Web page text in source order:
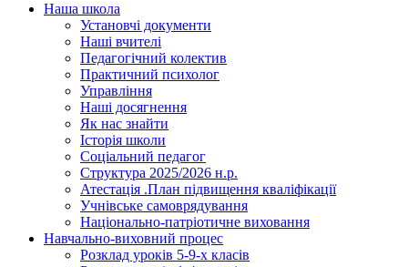
Наша школа
Установчі документи
Наші вчителі
Педагогічний колектив
Практичний психолог
Управління
Наші досягнення
Як нас знайти
Історія школи
Соціальний педагог
Структура 2025/2026 н.р.
Атестація .План підвищення кваліфікації
Учнівське самоврядування
Національно-патріотичне виховання
Навчально-виховний процес
Розклад уроків 5-9-х класів